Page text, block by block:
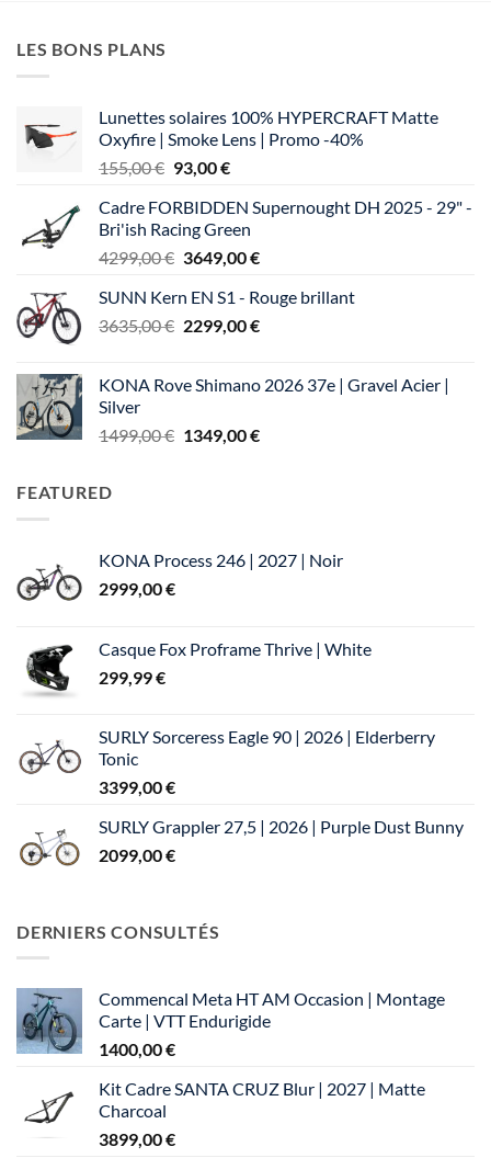
LES BONS PLANS
Lunettes solaires 100% HYPERCRAFT Matte
Oxyfire | Smoke Lens | Promo -40%
155,00€ Le
initial
était :
155,00 €.
93,00€Le
actuel
est :
93,00 €.
Cadre FORBIDDEN Supernought DH 2025 - 29" -
Bri'ish Racing Green
4299,00€ Le
initial
était :
3649,00€Le
actuel
est :
SUNN Kern EN S1 - Rouge brillant
3635,00€ Le
était :
2299,00€Le
est :
KONA Rove Shimano 2026 37e | Gravel Acier |
Silver
1499,00€ Le
1349,00€Le
FEATURED
KONA Process 246 | 2027 | Noir
2999,00€
Casque Fox Proframe Thrive | White
299,99€
SURLY Sorceress Eagle 90 | 2026 | Elderberry
Tonic
3399,00€
SURLY Grappler 27,5 | 2026 | Purple Dust Bunny
2099,00€
DERNIERS CONSULTÉS
Commencal Meta HT AM Occasion | Montage
Carte | VTT Endurigide
1400,00€
Kit Cadre SANTA CRUZ Blur | 2027 | Matte
Charcoal
3899,00€